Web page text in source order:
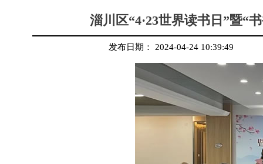
淄川区“4·23世界读书日”暨“
发布日期： 2024-04-24 10:39:49